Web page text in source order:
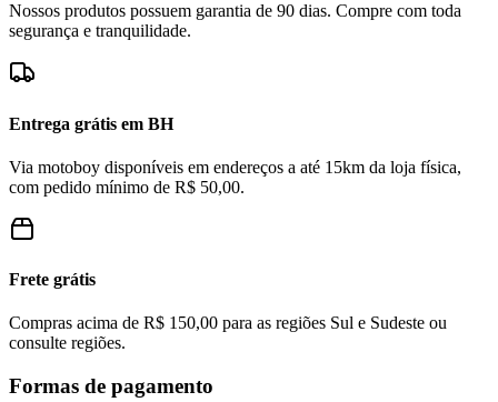
Nossos produtos possuem garantia de 90 dias. Compre com toda
segurança e tranquilidade.
Entrega grátis em BH
Via motoboy disponíveis em endereços a até 15km da loja física,
com pedido mínimo de R$ 50,00.
Frete grátis
Compras acima de R$ 150,00 para as regiões Sul e Sudeste ou
consulte regiões.
Formas de pagamento